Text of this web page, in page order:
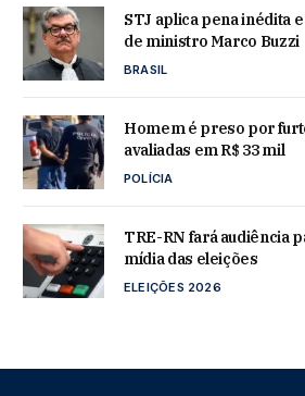
STJ aplica pena inédita
de ministro Marco Buzzi
BRASIL
Homem é preso por
avaliadas em R$ 33 mil
POLÍCIA
TRE-RN fará audiência
mídia das eleições
ELEIÇÕES 2026